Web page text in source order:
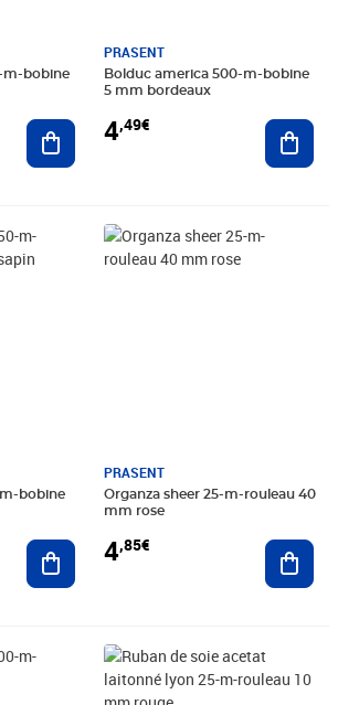
m-bobine
Ajouter au panier
PRASENT
Bolduc america 500-m-bobine
5 mm bordeaux
4,49€
bobine
Ajouter au panier
PRASENT
Organza sheer 25-m-rouleau 40
mm rose
4,85€
Prix 4,85€
Prix 5,90€